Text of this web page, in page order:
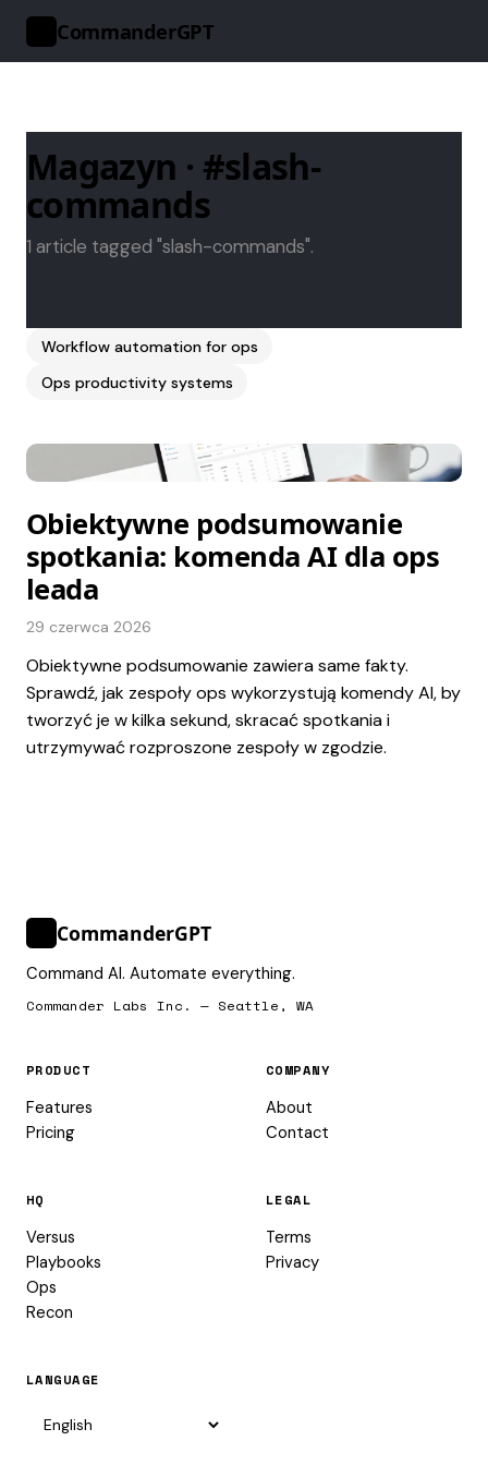
Magazyn · #slash-
commands
1 article tagged "slash-commands".
Workflow automation for ops
Ops productivity systems
Obiektywne podsumowanie
spotkania: komenda AI dla ops
leada
29 czerwca 2026
Obiektywne podsumowanie zawiera same fakty.
Sprawdź, jak zespoły ops wykorzystują komendy AI, by
tworzyć je w kilka sekund, skracać spotkania i
utrzymywać rozproszone zespoły w zgodzie.
CommanderGPT
CommanderGPT
Command AI. Automate everything.
Commander Labs Inc. — Seattle, WA
PRODUCT
Features
Pricing
COMPANY
About
Contact
HQ
Versus
Playbooks
Ops
Recon
LEGAL
Terms
Privacy
LANGUAGE